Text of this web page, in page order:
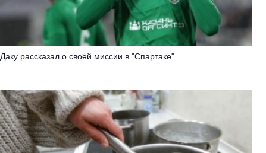
Даку рассказал о своей миссии в "Спартаке"